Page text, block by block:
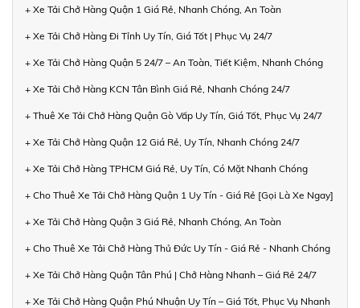
+ Xe Tải Chở Hàng Quận 1 Giá Rẻ, Nhanh Chóng, An Toàn
+ Xe Tải Chở Hàng Đi Tỉnh Uy Tín, Giá Tốt | Phục Vụ 24/7
+ Xe Tải Chở Hàng Quận 5 24/7 – An Toàn, Tiết Kiệm, Nhanh Chóng
+ Xe Tải Chở Hàng KCN Tân Bình Giá Rẻ, Nhanh Chóng 24/7
+ Thuê Xe Tải Chở Hàng Quận Gò Vấp Uy Tín, Giá Tốt, Phục Vụ 24/7
+ Xe Tải Chở Hàng Quận 12 Giá Rẻ, Uy Tín, Nhanh Chóng 24/7
+ Xe Tải Chở Hàng TPHCM Giá Rẻ, Uy Tín, Có Mặt Nhanh Chóng
+ Cho Thuê Xe Tải Chở Hàng Quận 1 Uy Tín - Giá Rẻ [Gọi Là Xe Ngay]
+ Xe Tải Chở Hàng Quận 3 Giá Rẻ, Nhanh Chóng, An Toàn
+ Cho Thuê Xe Tải Chở Hàng Thủ Đức Uy Tín - Giá Rẻ - Nhanh Chóng
+ Xe Tải Chở Hàng Quận Tân Phú | Chở Hàng Nhanh – Giá Rẻ 24/7
+ Xe Tải Chở Hàng Quận Phú Nhuận Uy Tín – Giá Tốt, Phục Vụ Nhanh